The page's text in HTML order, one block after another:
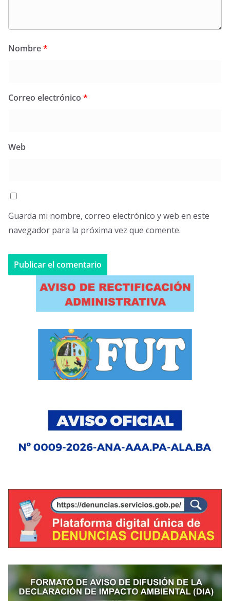
Nombre*
Correo electrónico *
Web
Guarda mi nombre, correo electrónico y web en este
navegador para la próxima vez que comente.